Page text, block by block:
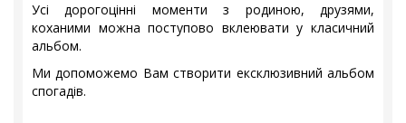
Усі дорогоцінні моменти з родиною, друзями,
коханими можна поступово вклеювати у класичний
альбом.
Ми допоможемо Вам створити ексклюзивний альбом
спогадів.